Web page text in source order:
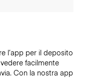
l’app per il deposito
facilmente
Con la nostra app